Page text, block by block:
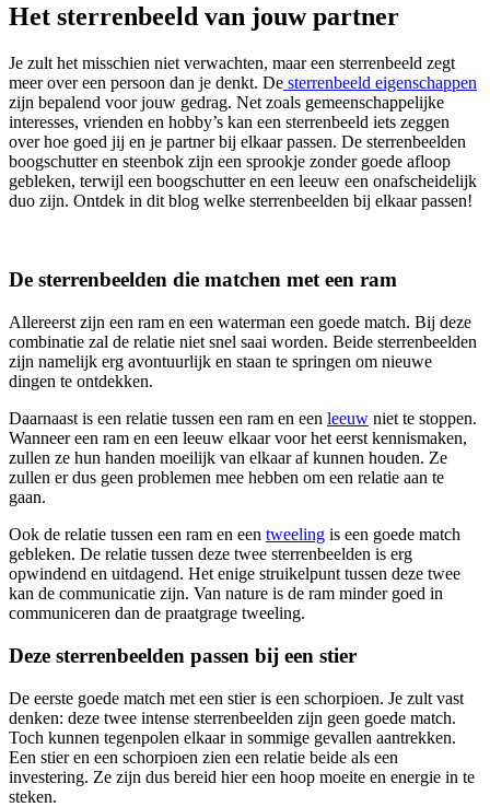
Het sterrenbeeld van jouw partner
Je zult het misschien niet verwachten, maar een sterrenbeeld zegt
meer over een persoon dan je denkt. De sterrenbeeld eigenschappen
zijn bepalend voor jouw gedrag. Net zoals gemeenschappelijke
interesses, vrienden en hobby’s kan een sterrenbeeld iets zeggen
over hoe goed jij en je partner bij elkaar passen. De sterrenbeelden
boogschutter en steenbok zijn een sprookje zonder goede afloop
gebleken, terwijl een boogschutter en een leeuw een onafscheidelijk
duo zijn. Ontdek in dit blog welke sterrenbeelden bij elkaar passen!
De sterrenbeelden die matchen met een ram
Allereerst zijn een ram en een waterman een goede match. Bij deze
combinatie zal de relatie niet snel saai worden. Beide sterrenbeelden
zijn namelijk erg avontuurlijk en staan te springen om nieuwe
dingen te ontdekken.
Daarnaast is een relatie tussen een ram en een leeuw niet te stoppen.
Wanneer een ram en een leeuw elkaar voor het eerst kennismaken,
zullen ze hun handen moeilijk van elkaar af kunnen houden. Ze
zullen er dus geen problemen mee hebben om een relatie aan te
gaan.
Ook de relatie tussen een ram en een tweeling is een goede match
gebleken. De relatie tussen deze twee sterrenbeelden is erg
opwindend en uitdagend. Het enige struikelpunt tussen deze twee
kan de communicatie zijn. Van nature is de ram minder goed in
communiceren dan de praatgrage tweeling.
Deze sterrenbeelden passen bij een stier
De eerste goede match met een stier is een schorpioen. Je zult vast
denken: deze twee intense sterrenbeelden zijn geen goede match.
Toch kunnen tegenpolen elkaar in sommige gevallen aantrekken.
Een stier en een schorpioen zien een relatie beide als een
investering. Ze zijn dus bereid hier een hoop moeite en energie in te
steken.